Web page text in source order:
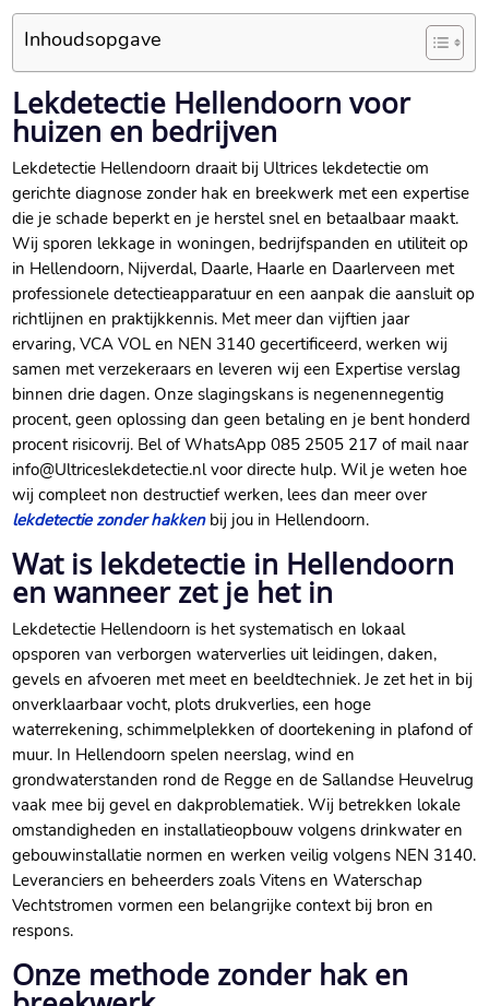
Inhoudsopgave
Lekdetectie Hellendoorn voor
huizen en bedrijven
Lekdetectie Hellendoorn draait bij Ultrices lekdetectie om
gerichte diagnose zonder hak en breekwerk met een expertise
die je schade beperkt en je herstel snel en betaalbaar maakt.
Wij sporen lekkage in woningen, bedrijfspanden en utiliteit op
in Hellendoorn, Nijverdal, Daarle, Haarle en Daarlerveen met
professionele detectieapparatuur en een aanpak die aansluit op
richtlijnen en praktijkkennis. Met meer dan vijftien jaar
ervaring, VCA VOL en NEN 3140 gecertificeerd, werken wij
samen met verzekeraars en leveren wij een Expertise verslag
binnen drie dagen. Onze slagingskans is negenennegentig
procent, geen oplossing dan geen betaling en je bent honderd
procent risicovrij. Bel of WhatsApp 085 2505 217 of mail naar
info@Ultriceslekdetectie.nl voor directe hulp. Wil je weten hoe
wij compleet non destructief werken, lees dan meer over
lekdetectie zonder hakkenbij jou in Hellendoorn.
Wat is lekdetectie in Hellendoorn
en wanneer zet je het in
Lekdetectie Hellendoorn is het systematisch en lokaal
opsporen van verborgen waterverlies uit leidingen, daken,
gevels en afvoeren met meet en beeldtechniek. Je zet het in bij
onverklaarbaar vocht, plots drukverlies, een hoge
waterrekening, schimmelplekken of doortekening in plafond of
muur. In Hellendoorn spelen neerslag, wind en
grondwaterstanden rond de Regge en de Sallandse Heuvelrug
vaak mee bij gevel en dakproblematiek. Wij betrekken lokale
omstandigheden en installatieopbouw volgens drinkwater en
gebouwinstallatie normen en werken veilig volgens NEN 3140.
Leveranciers en beheerders zoals Vitens en Waterschap
Vechtstromen vormen een belangrijke context bij bron en
respons.
Onze methode zonder hak en